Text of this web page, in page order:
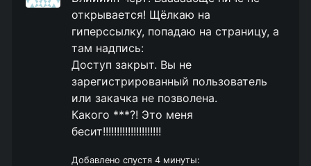
открывается! Щёлкаю на
гиперссылку, попадаю на страницу, а
там надпись:
Доступ закрыт. Вы не
зарегистрированный пользователь
или закачка не позволена.
Какого ***?! Это меня
бесит!!!!!!!!!!!!!!!!!!!!!
Добавлено спустя 4 минуты: